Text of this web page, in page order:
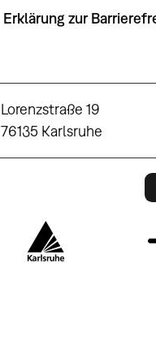
Erklärung zur
Lorenzstraße 19
76135 Karlsruhe